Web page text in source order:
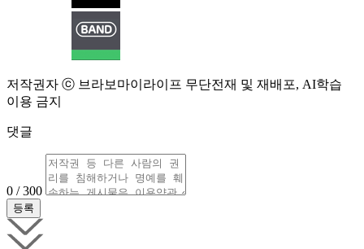
저작권자 ⓒ 브라보마이라이프 무단전재 및 재배포, AI학습
이용 금지
댓글
0 / 300